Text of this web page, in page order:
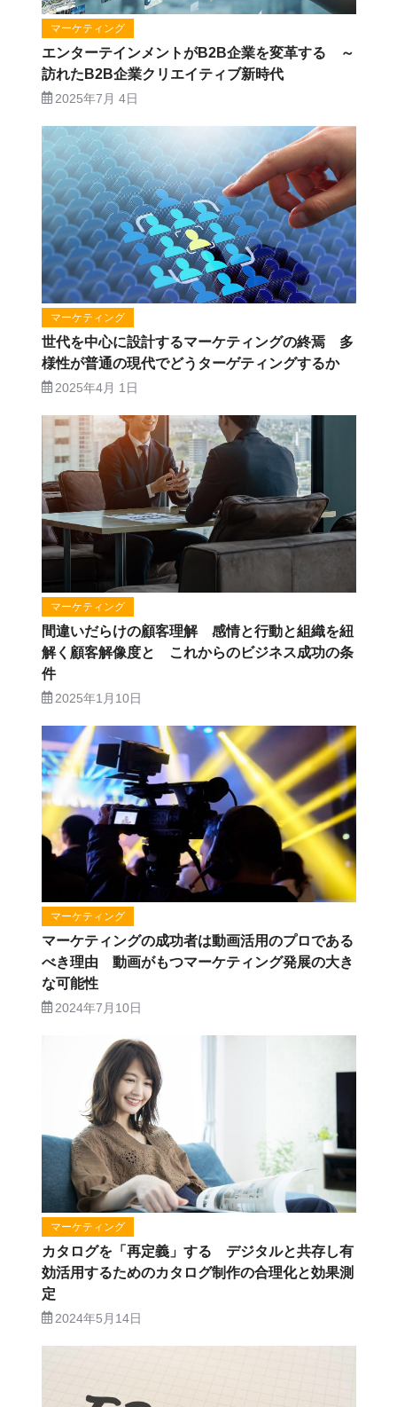
マーケティング
エンターテインメントがB2B企業を変革する ～
訪れたB2B企業クリエイティブ新時代
2025年7月 4日
マーケティング
世代を中心に設計するマーケティングの終焉 多
様性が普通の現代でどうターゲティングするか
2025年4月 1日
マーケティング
間違いだらけの顧客理解 感情と行動と組織を紐
解く顧客解像度と これからのビジネス成功の条
件
2025年1月10日
マーケティング
マーケティングの成功者は動画活用のプロである
べき理由 動画がもつマーケティング発展の大き
な可能性
2024年7月10日
マーケティング
カタログを「再定義」する デジタルと共存し有
効活用するためのカタログ制作の合理化と効果測
定
2024年5月14日